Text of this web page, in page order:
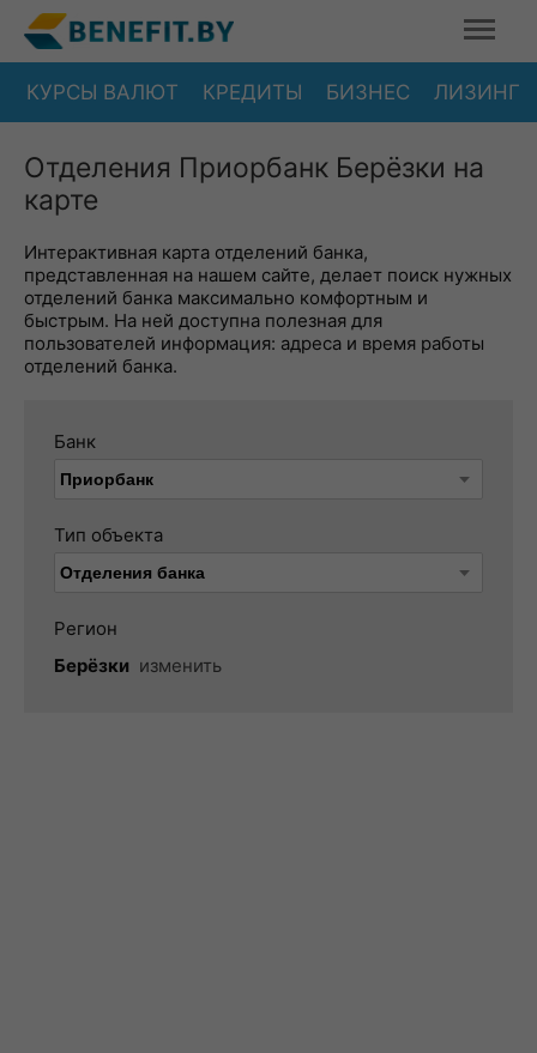
КУРСЫ ВАЛЮТ КРЕДИТЫ БИЗНЕС ЛИЗИНГ
Отделения Приорбанк Берёзки на
карте
Интерактивная карта отделений банка,
представленная на нашем сайте, делает поиск нужных
отделений банка максимально комфортным и
быстрым. На ней доступна полезная для
пользователей информация: адреса и время работы
отделений банка.
Банк
Тип объекта
Регион
Берёзки изменить